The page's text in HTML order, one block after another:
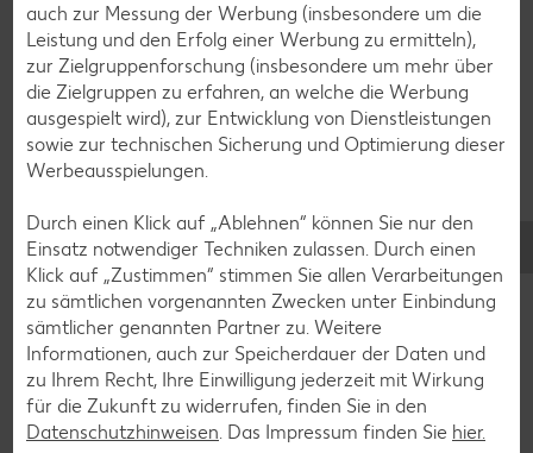
Bananen-Rezepte
Zurück zu allen Rezepten
auch zur Messung der Werbung (insbesondere um die
Leistung und den Erfolg einer Werbung zu ermitteln),
zur Zielgruppenforschung (insbesondere um mehr über
die Zielgruppen zu erfahren, an welche die Werbung
ausgespielt wird), zur Entwicklung von Dienstleistungen
sowie zur technischen Sicherung und Optimierung dieser
Werbeausspielungen.
Durch einen Klick auf „Ablehnen“ können Sie nur den
Einsatz notwendiger Techniken zulassen. Durch einen
Klick auf „Zustimmen“ stimmen Sie allen Verarbeitungen
zu sämtlichen vorgenannten Zwecken unter Einbindung
sämtlicher genannten Partner zu. Weitere
Informationen, auch zur Speicherdauer der Daten und
zu Ihrem Recht, Ihre Einwilligung jederzeit mit Wirkung
für die Zukunft zu widerrufen, finden Sie in den
Datenschutzhinweisen . Das Impressum finden Sie hier.